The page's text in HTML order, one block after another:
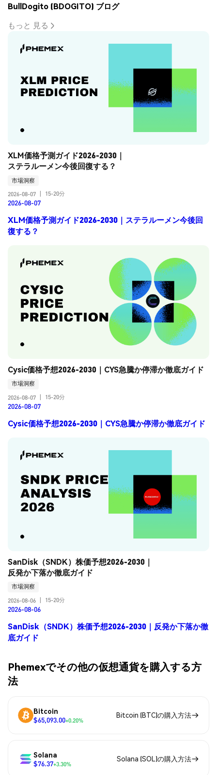
BullDogito (BDOGITO) ブログ
もっと 見る
XLM価格予測ガイド2026-2030｜
ステラルーメン今後回復する？
市場洞察
2026-08-07
15-20分
2026-08-07
XLM価格予測ガイド2026-2030｜ステラルーメン今後回
復する？
Cysic価格予想2026-2030｜CYS急騰か停滞か徹底ガイド
市場洞察
2026-08-07
15-20分
2026-08-07
Cysic価格予想2026-2030｜CYS急騰か停滞か徹底ガイド
SanDisk（SNDK）株価予想2026-2030｜
反発か下落か徹底ガイド
市場洞察
2026-08-06
15-20分
2026-08-06
SanDisk（SNDK）株価予想2026-2030｜反発か下落か徹
底ガイド
Phemexでその他の仮想通貨を購入する方
法
Bitcoin
$65,093.00+0.20%
Bitcoin (BTC)の購入方法
Solana
$76.37+3.30%
Solana (SOL)の購入方法